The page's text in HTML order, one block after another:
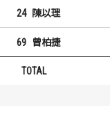
24 陳以理
69 曾柏捷
TOTAL